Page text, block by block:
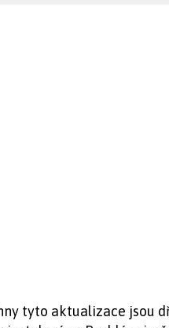
tyto aktualizace jsou